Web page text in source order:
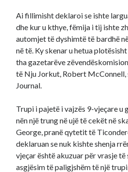
Ai fillimisht deklaroi se ishte
dhe kur u kthye, fëmija i tij ishte
automjet të dyshimtë të bardhë
në të. Ky skenar u hetua plotësisht
tha gazetarëve
të Nju Jorkut, Robert
Journal.
Trupi i pajetë i vajzës 9-vjeçare u
nën një trung në ujë të cekët në
George, pranë qytetit të
deklaruan se nuk kishte shenja
vjeçar është akuzuar për vrasje të
asgjësim të paligjshëm të një